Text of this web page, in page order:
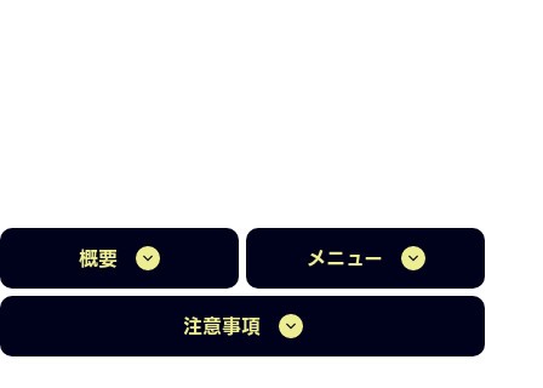
概要 メニュー
注意事項